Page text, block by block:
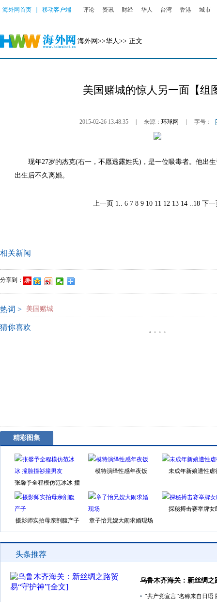
海外网首页 移动客户端 评论 资讯 财经 华人 台湾 香港 城市
海外网 >>华人>> 正文
美国赌城的惊人另一面【组
2015-02-26 13:48:35 来源： 环球网 字号：
现年27岁的杰克(右一，不愿透露姓氏)，是一位吸毒者。他出生
出生后不久离婚。
上一页 1.. 6 7 8 9 10 11 12 13 14..18 下一
相关新闻
分享到：
热词 > 美国赌城
猜你喜欢 ····
精彩图集
张馨予全程模仿范冰冰 撞
脸撞衫撞男友
模特演绎性感年夜饭 未成年新娘遭性虐
摄影师实拍母亲剖腹产子 章子怡兄嫂大闹求婚现场
探秘搏击赛举牌女
头条推荐
乌鲁木齐海关：新丝绸之
“共产党宣言”名称来自日语